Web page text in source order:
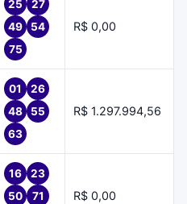
25
27
49
54
75
R$ 0,00
01
26
48
55
63
R$ 1.297.994,56
16
23
50
71
R$ 0,00